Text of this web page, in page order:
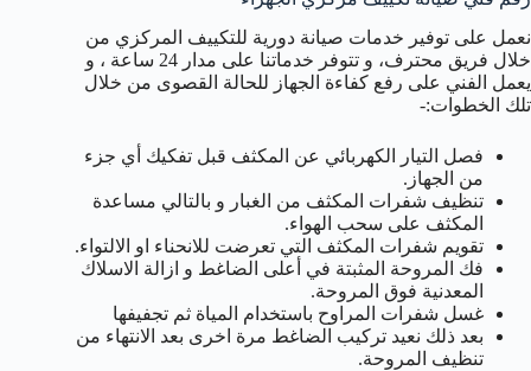
نعمل على توفير خدمات صيانة دورية للتكييف المركزي من
خلال فريق محترف، و تتوفر خدماتنا على مدار 24 ساعة ، و
يعمل الفني على رفع كفاءة الجهاز للحالة القصوى من خلال
تلك الخطوات:-
فصل التيار الكهربائي عن المكثف قبل تفكيك أي جزء
من الجهاز.
تنظيف شفرات المكثف من الغبار و بالتالي مساعدة
المكثف على سحب الهواء.
تقويم شفرات المكثف التي تعرضت للانحناء او الالتواء.
فك المروحة المثبتة في أعلى الضاغط و ازالة الاسلاك
المعدنية فوق المروحة.
غسل شفرات المراوح باستخدام المياة ثم تجفيفها
بعد ذلك نعيد تركيب الضاغط مرة اخرى بعد الانتهاء من
تنظيف المروحة.